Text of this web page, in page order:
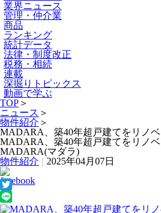
業界ニュース
管理・仲介業
商品
ランキング
統計データ
法律・制度改正
税務・相続
連載
深掘りトピックス
動画で学ぶ
TOP ＞
ニュース ＞
物件紹介 ＞
MADARA、築40年超戸建てをリノベ
MADARA、築40年超戸建てをリノベ
MADARA(マダラ)
物件紹介 | 2025年04月07日